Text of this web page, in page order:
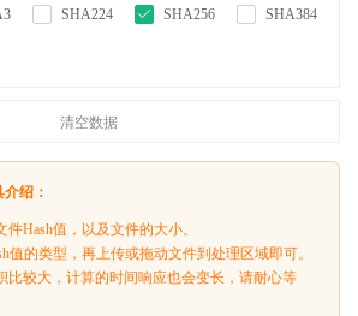
SHA224 SHA256 SHA384
清空数据
绍：
Hash值，以及文件的大小。
值的类型，再上传或拖动文件到处理区域即可。
比较大，计算的时间响应也会变长，请耐心等